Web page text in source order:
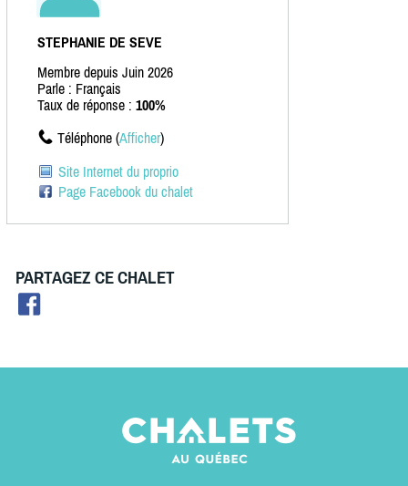
STEPHANIE DE SEVE
Membre depuis Juin 2026
Parle : Français
Taux de réponse : 100%
Téléphone (Afficher)
Site Internet du proprio
Page Facebook du chalet
PARTAGEZ CE CHALET